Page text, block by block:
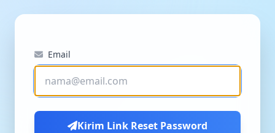
Email
Kirim Link Reset Password